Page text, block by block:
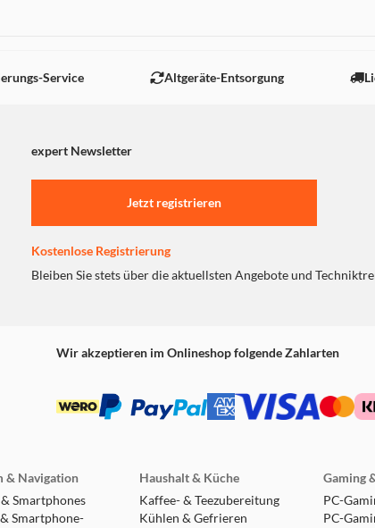
Service Altgeräte-Entsorgung
expert Newsletter
Jetzt registrieren
Kostenlose Registrierung
Bleiben Sie stets über die aktuellsten Angebote und
Wir akzeptieren im Onlineshop folgende Zahlarten
& Navigation
Smartphones
Smartphone-
Haushalt & Küche
Kaffee- & Teezubereitung
Kühlen & Gefrieren
Gaming
PC-
PC-